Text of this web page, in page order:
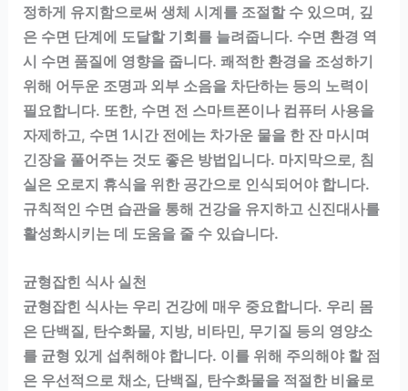
정하게 유지함으로써 생체 시계를 조절할 수 있으며, 깊
은 수면 단계에 도달할 기회를 늘려줍니다. 수면 환경 역
시 수면 품질에 영향을 줍니다. 쾌적한 환경을 조성하기
위해 어두운 조명과 외부 소음을 차단하는 등의 노력이
필요합니다. 또한, 수면 전 스마트폰이나 컴퓨터 사용을
자제하고, 수면 1시간 전에는 차가운 물을 한 잔 마시며
긴장을 풀어주는 것도 좋은 방법입니다. 마지막으로, 침
실은 오로지 휴식을 위한 공간으로 인식되어야 합니다.
규칙적인 수면 습관을 통해 건강을 유지하고 신진대사를
활성화시키는 데 도움을 줄 수 있습니다.
균형잡힌 식사 실천
균형잡힌 식사는 우리 건강에 매우 중요합니다. 우리 몸
은 단백질, 탄수화물, 지방, 비타민, 무기질 등의 영양소
를 균형 있게 섭취해야 합니다. 이를 위해 주의해야 할 점
은 우선적으로 채소, 단백질, 탄수화물을 적절한 비율로